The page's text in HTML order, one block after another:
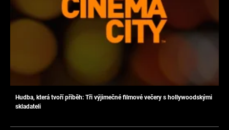
Hudba, která tvoří příběh: Tři výjimečné filmové večery s hollywoodskými
skladateli